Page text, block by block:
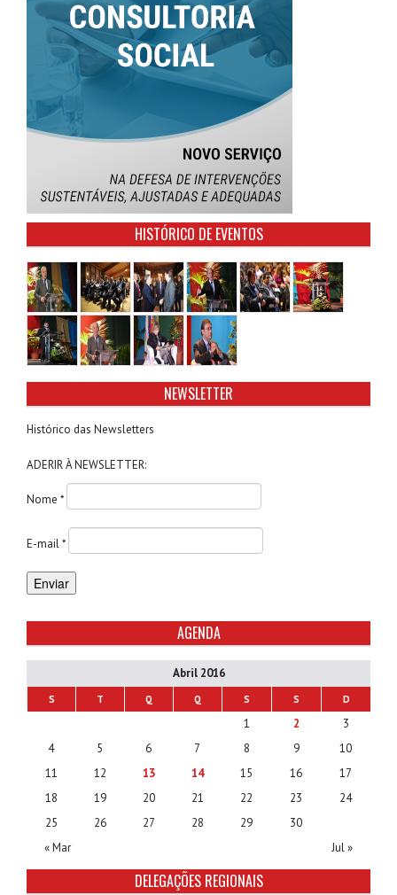
HISTÓRICO DE EVENTOS
NEWSLETTER
Histórico das Newsletters
ADERIR À NEWSLETTER:
Nome *
E-mail *
AGENDA
Abril 2016
S T Q Q S S D
« Mar Jul »
1 2
3
4
5 6 7 8 9
10
11
12 13 14 15 16
17
18
19 20 21 22 23
24
25
26 27 28 29 30
DELEGAÇÕES REGIONAIS